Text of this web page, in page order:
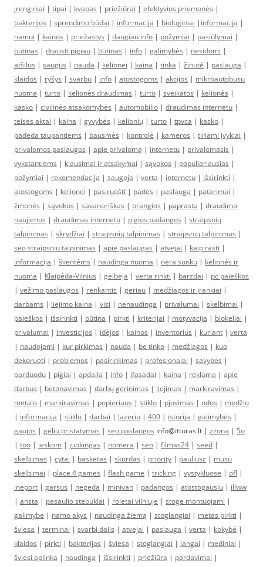
įrenginiai | tipai | kvapas | priežiūrai | efektyvios priemonės |
bakterijos | sprendimo būdai | informacija | biologiniai | informacija |
namui | kainos | priežastys | daugiau info | požymiai | pasiūlymai |
būtinas | drausti pigiau | būtinas | info | galimybės | nesidomi |
atšilus | saugūs | nauda | kelionei | kaina | tinka | žinutė | paslauga |
klaidos | ryšys | svarbu | info | atostogoms | akcijos | mikroautobusu
nuoma | turto | kelionės draudimas | turto | sveikatos | kelionės |
kasko | civilinės atsakomybės | automobilio | draudimas internetu |
teisės aktai | kaina | gyvybės | kelionių | turto | tpvca | kasko |
padeda taupantiems | bausmės | kontrolė | kameros | tiriami įvykiai |
privalomos paslaugos | apie privalomą | internetu | privalomasis |
vykstantiems | klausimai ir atsakymai | sąvokos | populiariausias |
požymiai | rekomendacija | saugoja | verta | internetu | išsirinkti |
atostogoms | kelionei | pasiruošti | padės | paslauga | patarimai |
žmonės | sąvokos | savanoriškas | brangios | paprasta | draudimo
naujienos | draudimas internetu | pigios padangos | straipsnių
talpinimas | skrydžiai | straipsnių talpinimas | straipsnių talpinimas |
seo straipsniu talpinimas | apie paslaugas | atvejai | kaip rasti |
informacija | šventėms | naudinga nuoma | nėra sunku | kelionės ir
nuoma | Klaipėda-Vilnius | gelbėja | verta rinkti | barzdai | pc paieškos
| vežimo paslaugos | renkantis | geriau | medžiagos ir įrankiai |
darbams | liejimo kaina | visi | nenaudinga | privalumai | skelbimai |
paieškos | išsirinkti | būtina | pirkti | kriterijai | motyvacija | blokeliai |
privalumai | investicijos | idėjos | kainos | inventorius | kuriant | verta
| naudojami | kur pirkimas | nauda | be tinko | medžiagos | kuo
dekoruoti | problemos | pasirinkimas | profesionalai | savybės |
parduodu | pigiai | apdaila | info | ifasadai | kaina | reklama | apie
darbus | betonavimas | darbų gerinimas | liejimas | markiravimas |
metalo | markiravimas | popieriaus | stiklo | pjovimas | odos | medžio
| informacija | stiklo | darbai | lazeriu | 400 | istorija | galimybės |
gaujos | geliu pristatymas | seo paslaugos info@itturas.lt | zzona | 5o
| too | ieskom | juokingas | nomera | seo | filmas24 | seed |
skelbimas | cytai | basketas | skurdas | priority | pauliusc | musu
skelbimai | place 4 games | flash game | tricking | vystykluose | ofl |
ineport | garsus | negeda | minivan | padangos | atostogausiu | illww
| ansta | pasaulio stebuklai | roletai vilniuje | stoge montuojami |
galimybė | namo akys | naudinga žiemą | stoglangiai | metas pirkti |
šviesa | terminai | svarbi dalis | atvejai | paslauga | verta | kokybė |
klaidos | pirkti | bakterijos | šviesa | stoglangiai | langai | mediniai |
šviesi aplinka | naudinga | išsirinkti | priežiūra | pardavimai |